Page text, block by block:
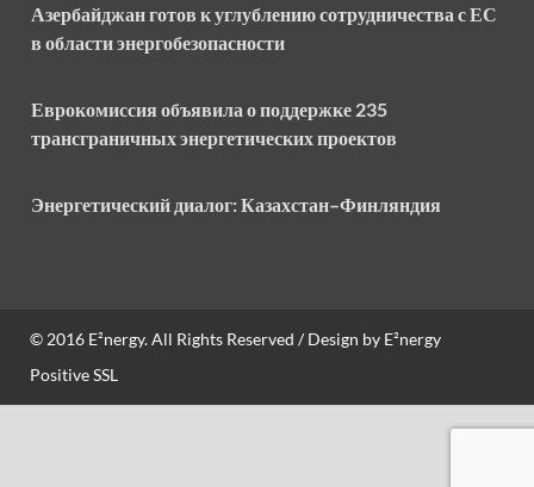
Азербайджан готов к углублению сотрудничества с ЕС
в области энергобезопасности
Еврокомиссия объявила о поддержке 235
трансграничных энергетических проектов
Энергетический диалог: Казахстан–Финляндия
© 2016 E²nergy. All Rights Reserved / Design by E²nergy
Positive SSL